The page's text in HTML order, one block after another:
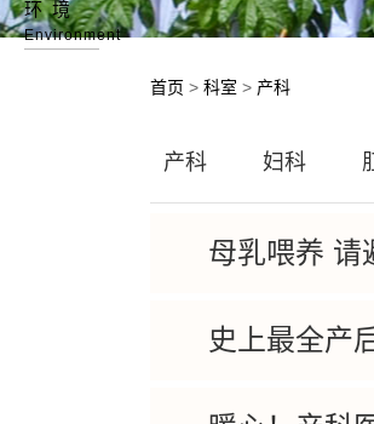
环境
Environment
首页 > 科室 > 产科
产科 妇科
母乳喂养 请
史上最全产